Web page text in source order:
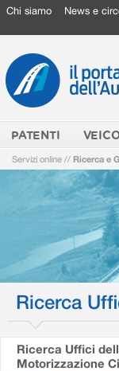
Chi siamo News e
PATENTI
Servizi online // Ricerca e
Ricerca
Ricerca Uffici
Motorizzazione